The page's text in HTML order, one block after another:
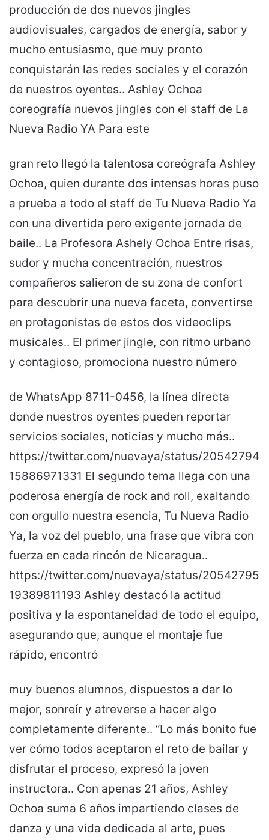
producción de dos nuevos jingles
audiovisuales, cargados de energía, sabor y
mucho entusiasmo, que muy pronto
conquistarán las redes sociales y el corazón
de nuestros oyentes.. Ashley Ochoa
coreografía nuevos jingles con el staff de La
Nueva Radio YA Para este
gran reto llegó la talentosa coreógrafa Ashley
Ochoa, quien durante dos intensas horas puso
a prueba a todo el staff de Tu Nueva Radio Ya
con una divertida pero exigente jornada de
baile.. La Profesora Ashely Ochoa Entre risas,
sudor y mucha concentración, nuestros
compañeros salieron de su zona de confort
para descubrir una nueva faceta, convertirse
en protagonistas de estos dos videoclips
musicales.. El primer jingle, con ritmo urbano
y contagioso, promociona nuestro número
de WhatsApp 8711-0456, la línea directa
donde nuestros oyentes pueden reportar
servicios sociales, noticias y mucho más..
https://twitter.com/nuevaya/status/20542794
15886971331 El segundo tema llega con una
poderosa energía de rock and roll, exaltando
con orgullo nuestra esencia, Tu Nueva Radio
Ya, la voz del pueblo, una frase que vibra con
fuerza en cada rincón de Nicaragua..
https://twitter.com/nuevaya/status/20542795
19389811193 Ashley destacó la actitud
positiva y la espontaneidad de todo el equipo,
asegurando que, aunque el montaje fue
rápido, encontró
muy buenos alumnos, dispuestos a dar lo
mejor, sonreír y atreverse a hacer algo
completamente diferente.. “Lo más bonito fue
ver cómo todos aceptaron el reto de bailar y
disfrutar el proceso, expresó la joven
instructora.. Con apenas 21 años, Ashley
Ochoa suma 6 años impartiendo clases de
danza y una vida dedicada al arte, pues